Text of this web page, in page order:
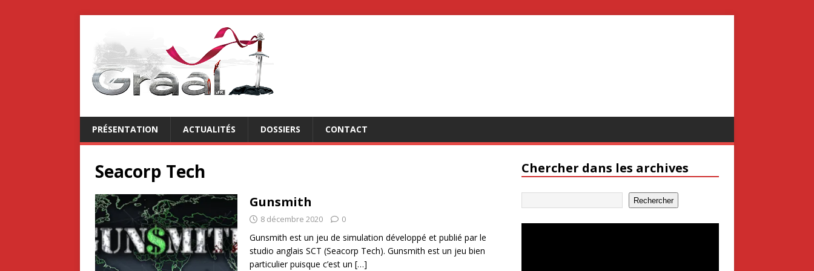
PRÉSENTATION ACTUALITÉS DOSSIERS CONTACT
Seacorp Tech
Gunsmith
8 décembre 2020 0
Gunsmith est un jeu de simulation développé et publié par le
studio anglais SCT (Seacorp Tech). Gunsmith est un jeu bien
particulier puisque c’est un […]
Chercher dans les archives
Rechercher